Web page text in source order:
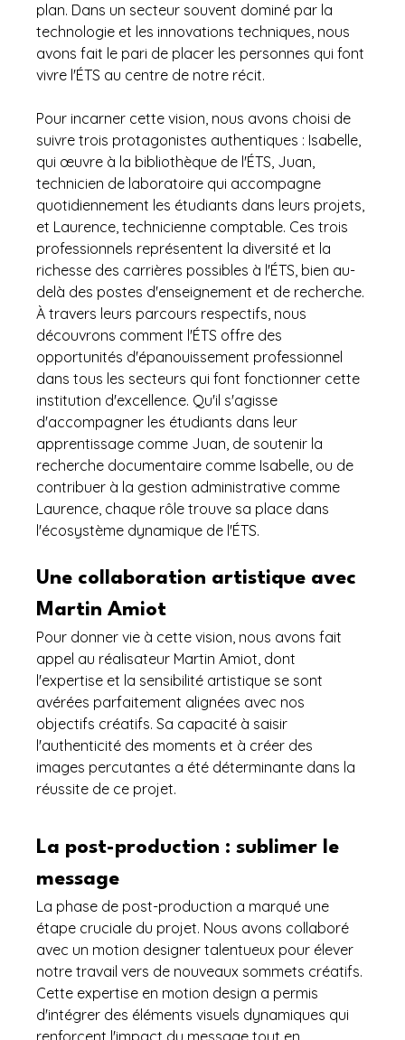
plan. Dans un secteur souvent dominé par la
technologie et les innovations techniques, nous
avons fait le pari de placer les personnes qui font
vivre l'ÉTS au centre de notre récit.
Pour incarner cette vision, nous avons choisi de
suivre trois protagonistes authentiques : Isabelle,
qui œuvre à la bibliothèque de l'ÉTS, Juan,
technicien de laboratoire qui accompagne
quotidiennement les étudiants dans leurs projets,
et Laurence, technicienne comptable. Ces trois
professionnels représentent la diversité et la
richesse des carrières possibles à l'ÉTS, bien au-
delà des postes d'enseignement et de recherche.
À travers leurs parcours respectifs, nous
découvrons comment l'ÉTS offre des
opportunités d'épanouissement professionnel
dans tous les secteurs qui font fonctionner cette
institution d'excellence. Qu'il s'agisse
d'accompagner les étudiants dans leur
apprentissage comme Juan, de soutenir la
recherche documentaire comme Isabelle, ou de
contribuer à la gestion administrative comme
Laurence, chaque rôle trouve sa place dans
l'écosystème dynamique de l'ÉTS.
Une collaboration artistique avec
Martin Amiot
Pour donner vie à cette vision, nous avons fait
appel au réalisateur Martin Amiot, dont
l'expertise et la sensibilité artistique se sont
avérées parfaitement alignées avec nos
objectifs créatifs. Sa capacité à saisir
l'authenticité des moments et à créer des
images percutantes a été déterminante dans la
réussite de ce projet.
La post-production : sublimer le
message
La phase de post-production a marqué une
étape cruciale du projet. Nous avons collaboré
avec un motion designer talentueux pour élever
notre travail vers de nouveaux sommets créatifs.
Cette expertise en motion design a permis
d'intégrer des éléments visuels dynamiques qui